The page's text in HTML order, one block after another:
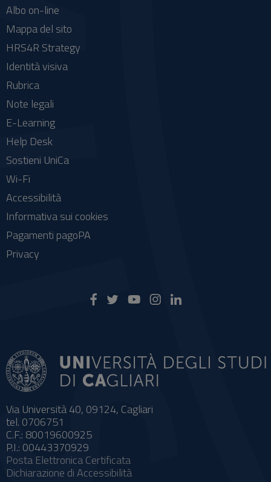
Via Università 40, 09124, Cagliari
tel. 0706751
C.F.: 80019600925
P.I.: 00443370929
Posta Elettronica Certificata
Dichiarazione di Accessibilità
Albo on-line
Mappa del sito
HRS4R Strategy
Identità visiva
Rubrica
Note legali
E-Learning
Help Desk
Sostieni UniCa
Wi-Fi
Accessibilità
Informativa sui cookies
Pagamenti pagoPA
Privacy